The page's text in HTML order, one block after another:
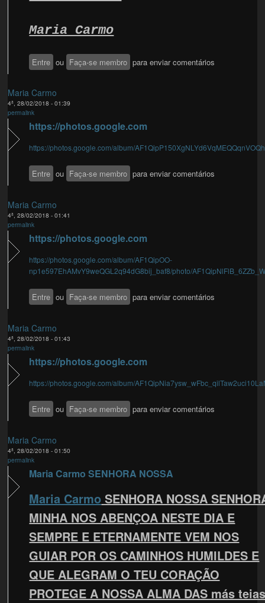
Maria Carmo
Entre ou Faça-se membro para enviar comentários
Maria Carmo
4ª, 28/02/2018 - 01:39
permalink
https://photos.google.com
https://photos.google.com/album/
Entre ou Faça-se membro para enviar comentários
Maria Carmo
4ª, 28/02/2018 - 01:41
permalink
https://photos.google.com
https://photos.google.com/album/AF1QipOO-
np1e597EhAMvY9weQGL2q94dG8bij_baf8/photo/
Entre ou Faça-se membro para enviar comentários
Maria Carmo
4ª, 28/02/2018 - 01:43
permalink
https://photos.google.com
https://photos.google.com/album/
Entre ou Faça-se membro para enviar comentários
Maria Carmo
4ª, 28/02/2018 - 01:50
permalink
Maria Carmo SENHORA NOSSA
Maria Carmo SENHORA NOSSA
MINHA NOS ABENÇOA NESTE DIA E
SEMPRE E ETERNAMENTE VEM NOS
GUIAR POR OS CAMINHOS HUMILDES E
QUE ALEGRAM O TEU CORAÇÃO
PROTEGE A NOSSA ALMA DAS más